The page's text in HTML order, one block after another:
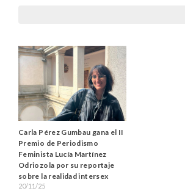
Carla Pérez Gumbau gana el II
Premio de Periodismo
Feminista Lucía Martínez
Odriozola por su reportaje
sobre la realidad intersex
20/11/25